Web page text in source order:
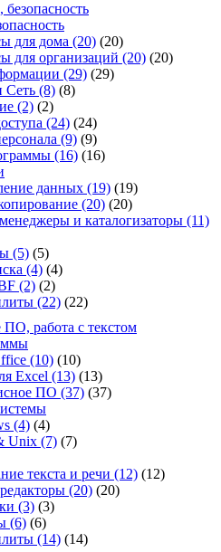
для дома (20) (20)
для организаций (20) (20)
(29) (29)
Сеть (8) (8)
(2) (2)
(24) (24)
(9) (9)
(16) (16)
данных (19) (19)
(20) (20)
и каталогизаторы (11)
(5) (5)
(4) (4)
(2) (2)
(22) (22)
работа с текстом
(10) (10)
Excel (13) (13)
ПО (37) (37)
(4) (4)
Unix (7) (7)
текста и речи (12) (12)
(20) (20)
(3) (3)
(6) (6)
(14) (14)